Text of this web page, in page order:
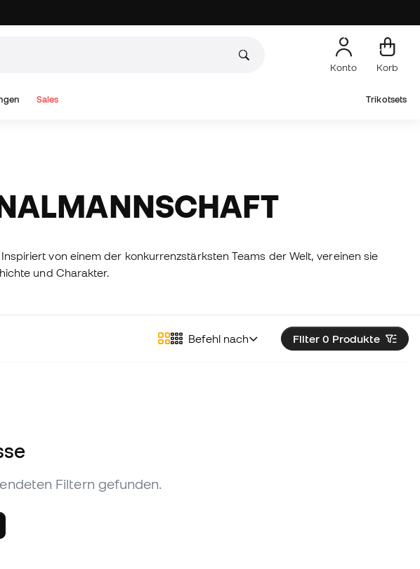
Konto Korb
Sales Trikotsets
von einem der konkurrenzstärksten Teams der Welt, vereinen sie
und Charakter.
Filter 0 Produkte
Befehl nach
Filtern gefunden.